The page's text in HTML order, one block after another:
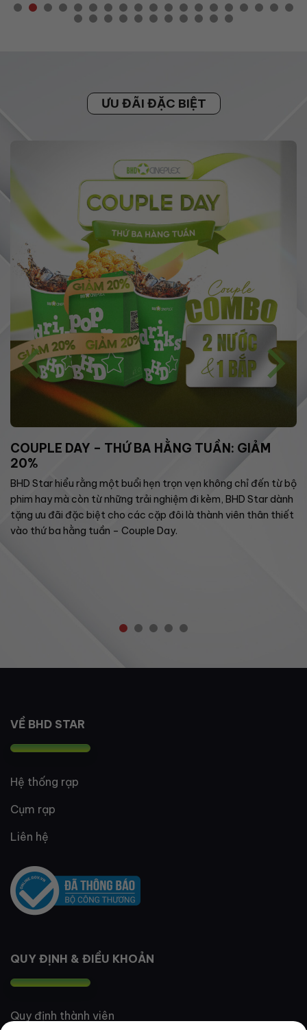
ƯU ĐÃI ĐẶC BIỆT
COUPLE DAY – THỨ BA HẰNG TUẦN: GIẢM
20%
BHD Star hiểu rằng một buổi hẹn trọn vẹn không chỉ đến từ bộ
phim hay mà còn từ những trải nghiệm đi kèm, BHD Star dành
tặng ưu đãi đặc biệt cho các cặp đôi là thành viên thân thiết
vào thứ ba hằng tuần – Couple Day.
VỀ BHD STAR
Hệ thống rạp
Cụm rạp
Liên hệ
QUY ĐỊNH & ĐIỀU KHOẢN
Quy định thành viên